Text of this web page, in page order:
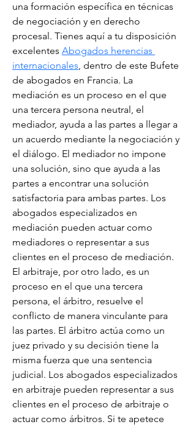
una formación específica en técnicas
de negociación y en derecho
procesal. Tienes aquí a tu disposición
excelentes Abogados herencias
internacionales, dentro de este Bufete
de abogados en Francia. La
mediación es un proceso en el que
una tercera persona neutral, el
mediador, ayuda a las partes a llegar a
un acuerdo mediante la negociación y
el diálogo. El mediador no impone
una solución, sino que ayuda a las
partes a encontrar una solución
satisfactoria para ambas partes. Los
abogados especializados en
mediación pueden actuar como
mediadores o representar a sus
clientes en el proceso de mediación.
El arbitraje, por otro lado, es un
proceso en el que una tercera
persona, el árbitro, resuelve el
conflicto de manera vinculante para
las partes. El árbitro actúa como un
juez privado y su decisión tiene la
misma fuerza que una sentencia
judicial. Los abogados especializados
en arbitraje pueden representar a sus
clientes en el proceso de arbitraje o
actuar como árbitros. Si te apetece